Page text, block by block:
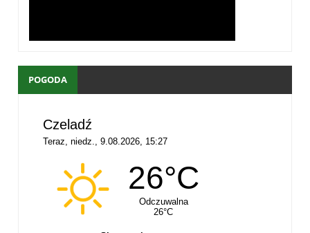
POGODA